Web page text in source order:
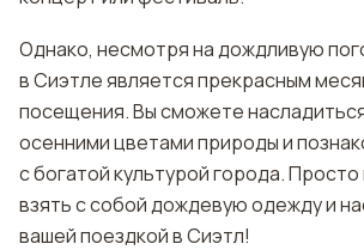
Однако, несмотря на дождливую
в Сиэтле является прекрасным
посещения. Вы сможете
осенними цветами природы и
с богатой культурой города.
взять с собой дождевую одежду и
вашей поездкой в Сиэтл!